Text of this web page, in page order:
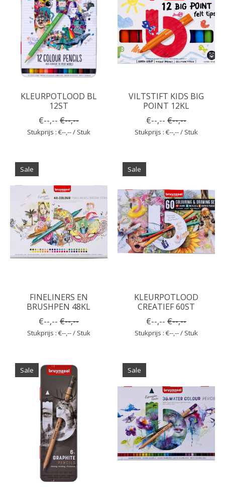
KLEURPOTLOOD BL
12ST
€--,-- €--,--
Stukprijs : €--,-- / Stuk
VILTSTIFT KIDS BIG
POINT 12KL
€--,-- €--,--
Stukprijs : €--,-- / Stuk
Sale
FINELINERS EN
BRUSHPEN 48KL
€--,-- €--,--
Stukprijs : €--,-- / Stuk
Sale
KLEURPOTLOOD
CREATIEF 60ST
€--,-- €--,--
Stukprijs : €--,-- / Stuk
Sale Sale